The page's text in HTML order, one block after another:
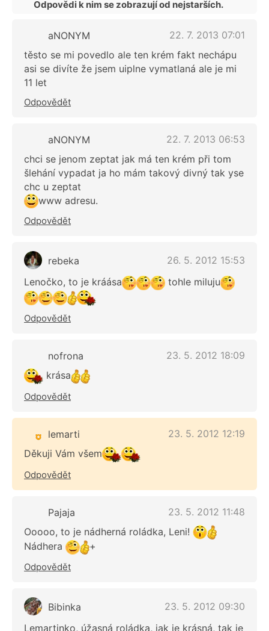
Odpovědi k nim se zobrazují od nejstarších.
aNONYM
22. 7. 2013 07:01
těsto se mi povedlo ale ten krém fakt nechápu
asi se divíte že jsem uiplne vymatlaná ale je mi
11 let
Odpovědět
aNONYM
22. 7. 2013 06:53
chci se jenom zeptat jak má ten krém při tom
šlehání vypadat ja ho mám takový divný tak yse
chc u zeptat
www adresu.
Odpovědět
rebeka
26. 5. 2012 15:53
Lenočko, to je kráása
tohle miluju
Odpovědět
nofrona
23. 5. 2012 18:09
krása
Odpovědět
lemarti
23. 5. 2012 12:19
Děkuji Vám všem
Odpovědět
Pajaja
23. 5. 2012 11:48
Ooooo, to je nádherná roládka, Leni!
Nádhera
+
Odpovědět
Bibinka
23. 5. 2012 09:30
Lemartinko, úžasná roládka, jak je krásná, tak je